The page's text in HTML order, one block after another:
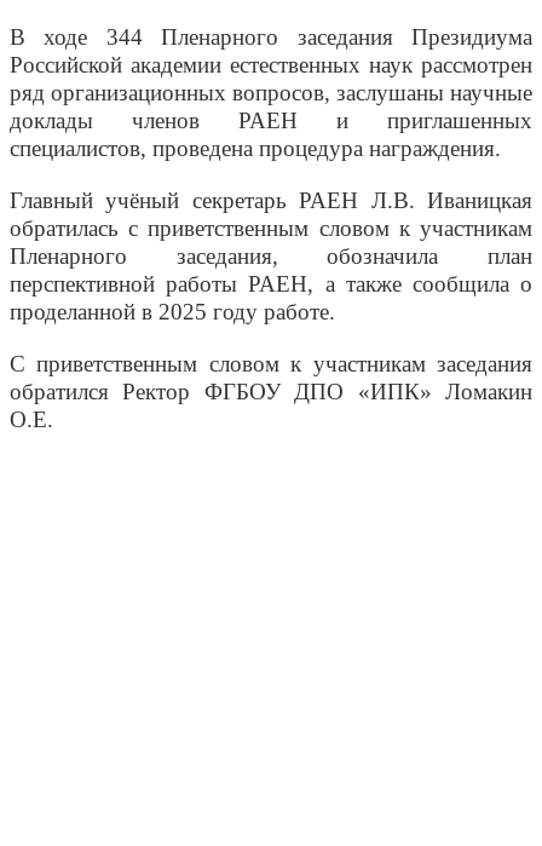
В ходе 344 Пленарного заседания Президиума
Российской академии естественных наук рассмотрен
ряд организационных вопросов, заслушаны научные
доклады членов РАЕН и приглашенных
специалистов, проведена процедура награждения.
Главный учёный секретарь РАЕН Л.В. Иваницкая
обратилась с приветственным словом к участникам
Пленарного заседания, обозначила план
перспективной работы РАЕН, а также сообщила о
проделанной в 2025 году работе.
С приветственным словом к участникам заседания
обратился Ректор ФГБОУ ДПО «ИПК» Ломакин
О.Е.